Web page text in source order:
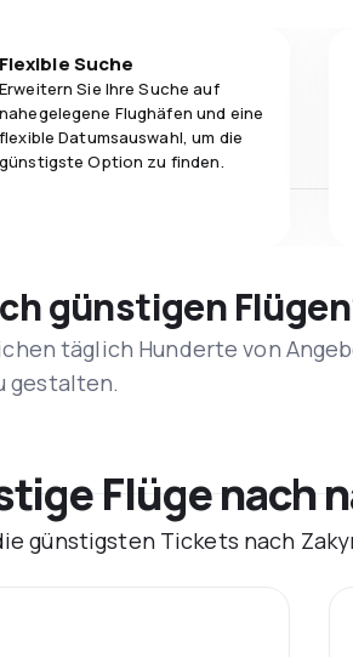
Flexible Suche
Erweitern Sie Ihre Suche auf
nahegelegene Flughäfen und eine
flexible Datumsauswahl, um die
günstigste Option zu finden.
günstigen
täglich Hunderte von
gestalten.
Flüge nach
günstigsten Tickets nach